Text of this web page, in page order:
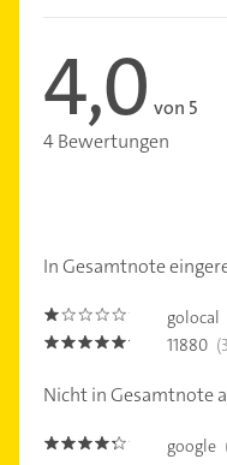
4,0 von 5
4 Bewertungen
In Gesamtnote
1.0 golocal
5.0 11880
Nicht in Gesamtnote
4.2000003 google